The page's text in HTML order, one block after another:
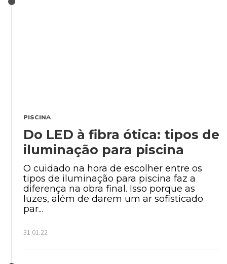
PISCINA
Do LED à fibra ótica: tipos de
iluminação para piscina
O cuidado na hora de escolher entre os
tipos de iluminação para piscina faz a
diferença na obra final. Isso porque as
luzes, além de darem um ar sofisticado
par...
31.01.22